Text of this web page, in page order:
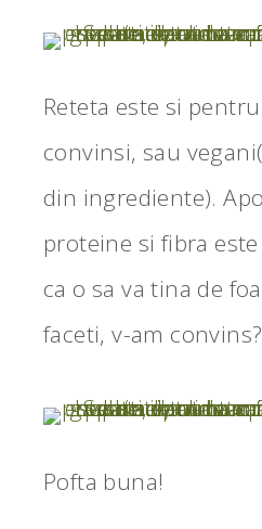
Reteta este si
convinsi, sau
din ingrediente).
proteine si fibra
ca o sa va tina de
faceti, v-am convins?
Pofta buna!